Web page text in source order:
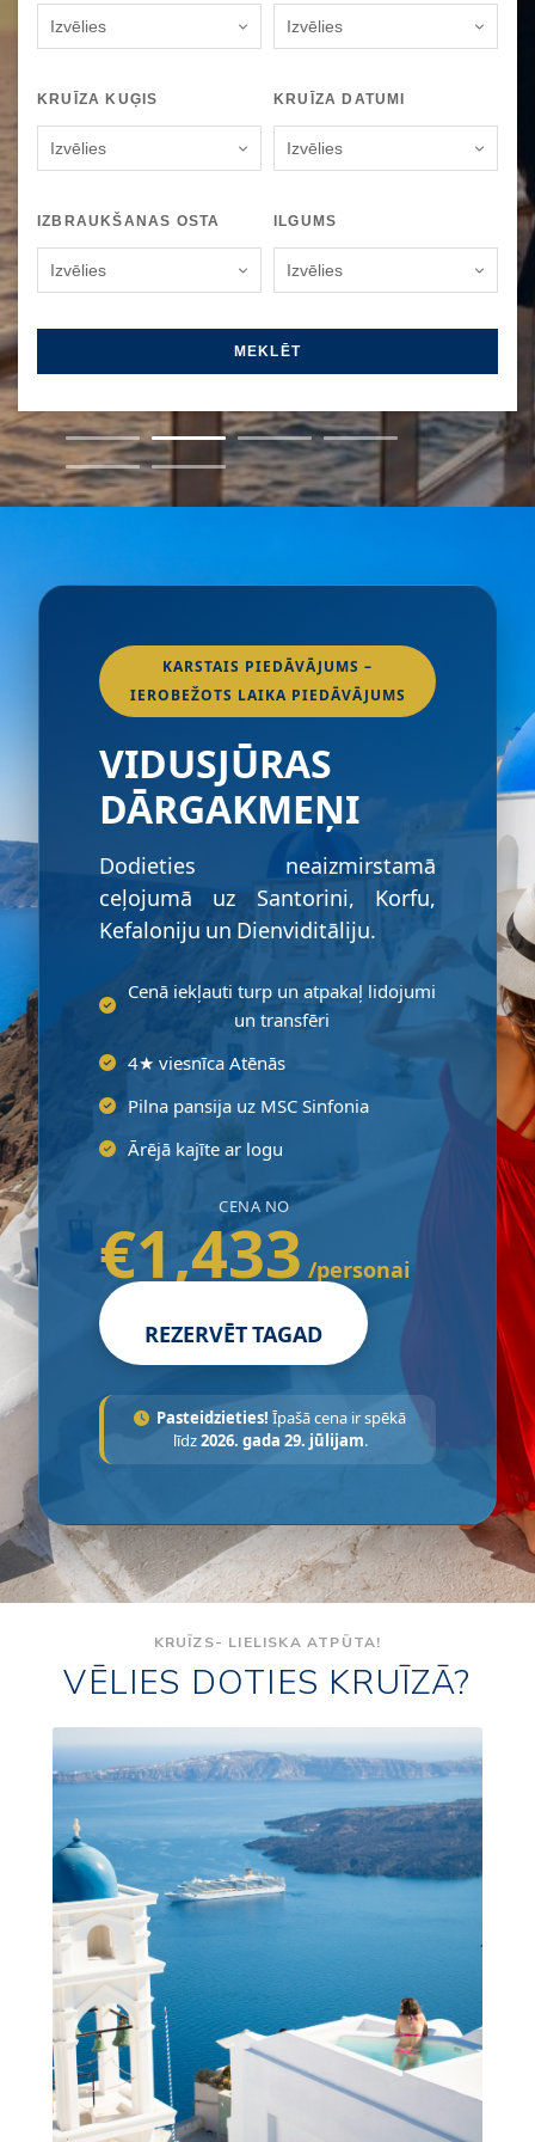
Izvēlies Izvēlies
KRUĪZA KUĢIS
Izvēlies
KRUĪZA DATUMI
Izvēlies
IZBRAUKŠANAS OSTA
Izvēlies
ILGUMS
Izvēlies
MEKLĒT
1 2 3
4
5
6
KARSTAIS PIEDĀVĀJUMS –
IEROBEŽOTS LAIKA PIEDĀVĀJUMS
VIDUSJŪRAS
DĀRGAKMEŅI
Dodieties neaizmirstamā
ceļojumā uz Santorini, Korfu,
Kefaloniju un Dienviditāliju.
Cenā iekļauti turp un atpakaļ lidojumi
un transfēri
4★ viesnīca Atēnās
Pilna pansija uz MSC Sinfonia
Ārējā kajīte ar logu
CENA NO
€1,433 /personai
REZERVĒT TAGAD
Pasteidzieties! Īpašā cena ir spēkā
līdz2026. gada 29. jūlijam.
KRUĪZS- LIELISKA ATPŪTA!
VĒLIES DOTIES KRUĪZĀ?